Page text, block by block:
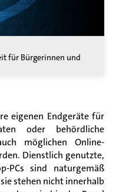
für Bürgerinnen und
eigenen Endgeräte für
oder behördliche
möglichen Online-
Dienstlich genutzte,
PCs sind naturgemäß
stehen nicht innerhalb